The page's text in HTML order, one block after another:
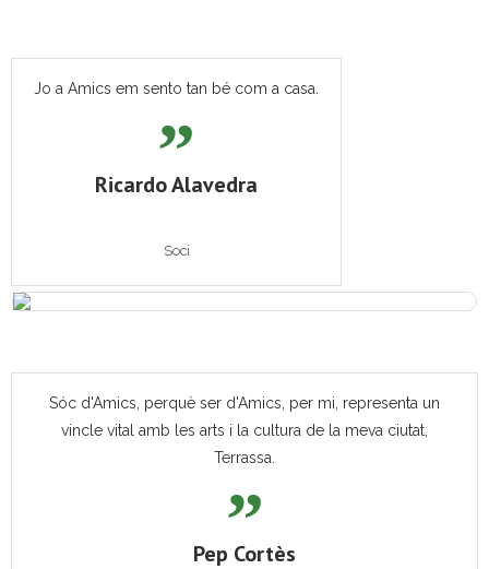
Jo a Amics em sento tan bé com a casa.
Ricardo Alavedra
Soci
Sóc d'Amics, perquè ser d'Amics, per mi, representa un
vincle vital amb les arts i la cultura de la meva ciutat,
Terrassa.
Pep Cortès